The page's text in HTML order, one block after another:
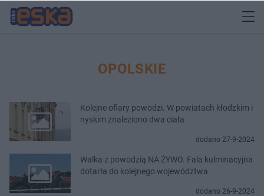
OPOLSKIE
Kolejne ofiary powodzi. W powiatach kłodzkim i
nyskim znaleziono dwa ciała
dodano 27-9-2024
Walka z powodzią NA ŻYWO. Fala kulminacyjna
dotarła do kolejnego województwa
dodano 26-9-2024